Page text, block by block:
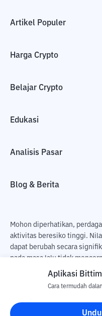
Artikel Populer
Harga Crypto
Belajar Crypto
Edukasi
Analisis Pasar
Blog & Berita
Mohon diperhatikan,
aktivitas beresiko tinggi.
dapat berubah secara
pada masa lalu tidak
Terdapat risiko kehilangan
pengguna. PT Utama Aset
bertanggung jawab atas
Kripto.
Aplikasi
Cara termudah